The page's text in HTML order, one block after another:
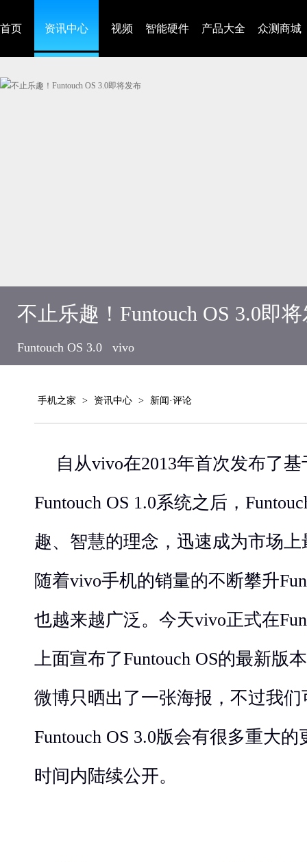
首页 资讯中心 视频 智能硬件 产品大全 众测商城
不止乐趣！Funtouch OS 3.0即
Funtouch OS 3.0 vivo
手机之家 > 资讯中心 > 新闻·评论
自从vivo在2013年首次发布了
Funtouch OS 1.0系统之后，
趣、智慧的理念，迅速成为市场
随着vivo手机的销量的不断攀升
也越来越广泛。今天vivo正式在
上面宣布了Funtouch OS的最新版
微博只晒出了一张海报，不过我
Funtouch OS 3.0版会有很多重大
时间内陆续公开。